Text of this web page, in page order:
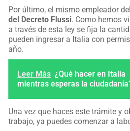
Por último, el mismo empleador
del Decreto Flussi. Como hemos
a través de esta ley se fija la
pueden ingresar a Italia con
año.
Leer Más ¿Qué hacer en Italia
mientras esperas la
Una vez que haces este trámite y
trabajo, ya puedes comenzar a